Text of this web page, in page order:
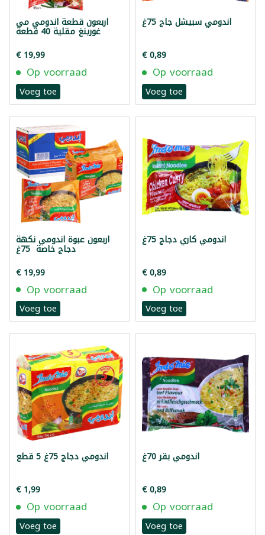
اربعون قطعة اندومي مي
غورينغ مقلية 40 قطعة
€ 19,99
Op voorraad
Voeg toe
اندومي سبيشل جاج 75غ
€ 0,89
Op voorraad
Voeg toe
اربعون عبوة اندومي نكهة
دجاج خاصة 75غ
€ 19,99
Op voorraad
Voeg toe
اندومي كاري دجاج 75غ
€ 0,89
Op voorraad
Voeg toe
اندومي دجاج 75غ 5 قطع
€ 1,99
Op voorraad
Voeg toe
اندومي بقر 70غ
€ 0,89
Op voorraad
Voeg toe